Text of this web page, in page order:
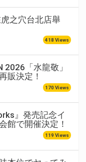
之穴台北店舉
418 Views
2026「水龍敬」
販決定！
170 Views
』発売記念イ
館で開催決定！
119 Views